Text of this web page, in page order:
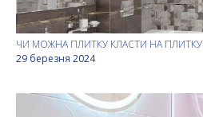
ЧИ МОЖНА ПЛИТКУ КЛАСТИ НА ПЛИТКУ
29 березня 2024